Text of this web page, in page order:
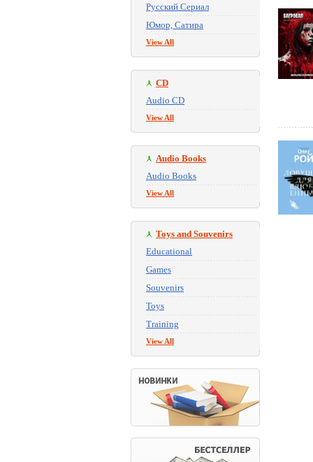
Русский Сериал
Юмор, Сатира
View All
CD
Audio CD
View All
Audio Books
Audio Books
View All
Toys and Souvenirs
Educational
Games
Souvenirs
Toys
Training
View All